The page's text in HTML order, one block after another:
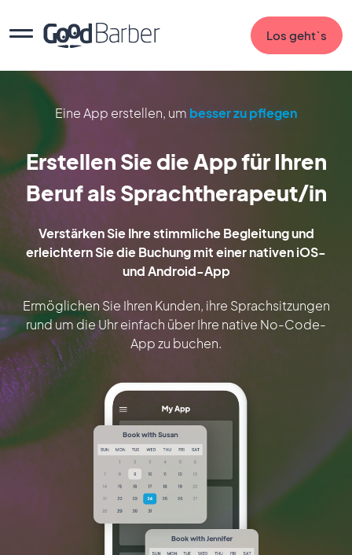
Los geht`s
Eine App erstellen, um besser zu pflegen
Erstellen Sie die App für Ihren
Beruf als Sprachtherapeut/in
Verstärken Sie Ihre stimmliche Begleitung und
erleichtern Sie die Buchung mit einer nativen iOS-
und Android-App
Ermöglichen Sie Ihren Kunden, ihre Sprachsitzungen
rund um die Uhr einfach über Ihre native No-Code-
App zu buchen.